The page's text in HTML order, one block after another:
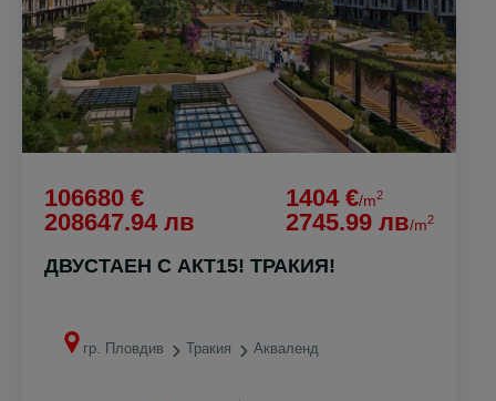
106680 €
208647.94 лв
1404 €/m2
2745.99 лв/m2
ДВУСТАЕН С АКТ15! ТРАКИЯ!
гр. Пловдив Тракия Акваленд